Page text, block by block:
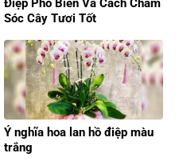
Điệp Phổ Biến Và Cách Chăm
Sóc Cây Tươi Tốt
Ý nghĩa hoa lan hồ điệp màu
trắng